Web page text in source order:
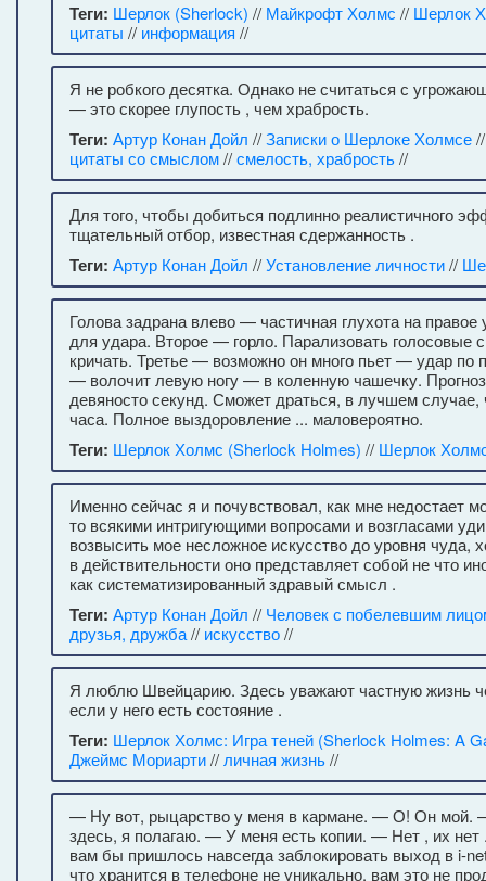
Теги: Шерлок (Sherlock) // Майкрофт Холмс // Шерлок
цитаты // информация //
Я не робкого десятка. Однако не считаться с
— это скорее глупость , чем храбрость.
Теги: Артур Конан Дойл //Записки о Шерлоке Холмсе
цитаты со смыслом//смелость, храбрость//
Для того, чтобы добиться подлинно реалистичного
тщательный отбор, известная сдержанность .
Теги: Артур Конан Дойл //Установление личности//
Голова задрана влево — частичная глухота на
для удара. Второе — горло. Парализовать голосовые
кричать. Третье — возможно он много пьет — удар по
— волочит левую ногу — в коленную чашечку.
девяносто секунд. Сможет драться, в лучшем случае,
часа. Полное выздоровление ... маловероятно.
Теги: Шерлок Холмс (Sherlock Holmes) // Шерлок
Именно сейчас я и почувствовал, как мне недостает
то всякими интригующими вопросами и возгласами
возвысить мое несложное искусство до уровня чуда,
в действительности оно представляет собой не что
как систематизированный здравый смысл .
Теги: Артур Конан Дойл // Человек с побелевшим
друзья, дружба// искусство//
Я люблю Швейцарию. Здесь уважают частную жизнь
если у него есть состояние .
Теги: Шерлок Холмс: Игра теней (Sherlock Holmes: A
Джеймс Мориарти// личная жизнь//
— Ну вот, рыцарство у меня в кармане. — О! Он мой.
здесь, я полагаю. — У меня есть копии. — Нет , их нет
вам бы пришлось навсегда заблокировать выход в i-
что хранится в телефоне не уникально, вам это не